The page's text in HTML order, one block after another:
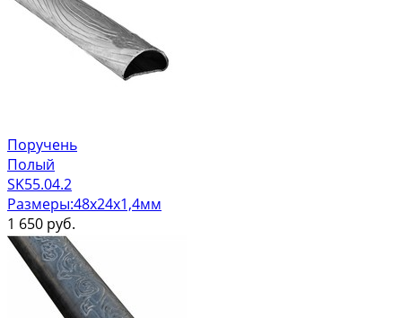
Поручень
Полый
SK55.04.2
Размеры:48х24х1,4мм
1 650 руб.